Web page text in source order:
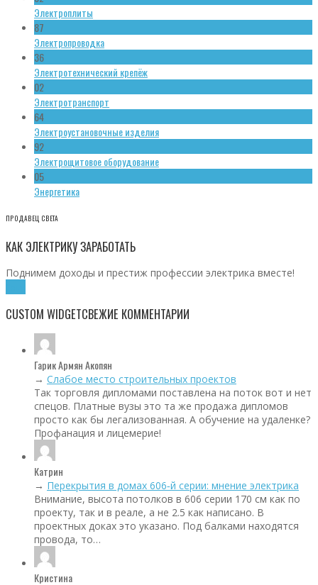
Электроплиты
87
Электропроводка
36
Электротехнический крепёж
02
Электротранспорт
64
Электроустановочные изделия
92
Электрощитовое оборудование
05
Энергетика
ПРОДАВЕЦ СВЕТА
КАК ЭЛЕКТРИКУ ЗАРАБОТАТЬ
Поднимем доходы и престиж профессии электрика вместе!
CUSTOM WIDGETСВЕЖИЕ КОММЕНТАРИИ
Гарик Армян Акопян
→ Слабое место строительных проектов
Так торговля дипломами поставлена на поток вот и нет
спецов. Платные вузы это та же продажа дипломов
просто как бы легализованная. А обучение на удаленке?
Профанация и лицемерие!
Катрин
→ Перекрытия в домах 606‑й серии: мнение электрика
Внимание, высота потолков в 606 серии 170 см как по
проекту, так и в реале, а не 2.5 как написано. В
проектных доках это указано. Под балками находятся
провода, то…
Кристина